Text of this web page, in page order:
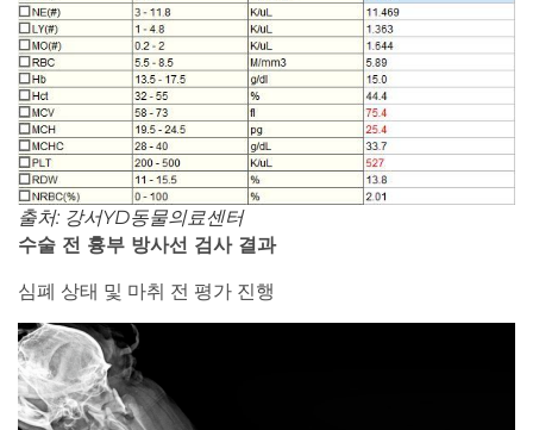
출처: 강서YD동물의료센터
수술 전 흉부 방사선 검사 결과
심폐 상태 및 마취 전 평가 진행